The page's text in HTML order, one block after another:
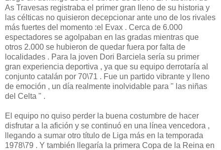
As Travesas registraba el primer gran lleno de su historia y
las célticas no quisieron decepcionar ante uno de los rivales
más fuertes del momento :el Evax . Cerca de 6.000
espectadores se agolpaban en las gradas mientras que
otros 2.000 se hubieron de quedar fuera por falta de
localidades . Para la joven Dori Barciela sería su primer
gran experiencia deportiva , ya que su equipo derrotaría al
conjunto catalán por 70\71 . Fue un partido vibrante y lleno
de emoción , un día realmente inolvidable para " las niñas
del Celta " .
El equipo no quiso perder la buena costumbre de hacer
disfrutar a la afición y se continuó en una línea vencedora ,
llegando a sumar otro título de Liga más en la temporada
1978\79 . Y también llegaría la primera Copa de la Reina en